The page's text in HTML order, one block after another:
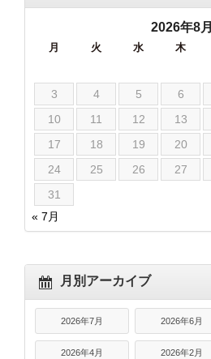
2026年8月
月 火 水 木
3
4 5 6
10
11 12 13
17
18 19 20
24
25 26 27
31
« 7月
月別アーカイブ
2026年7月 2026年6月
2026年4月 2026年2月